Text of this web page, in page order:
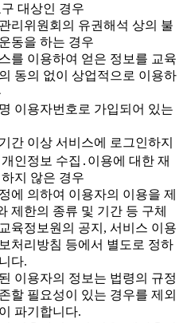
대상인 경우
리위원회의 유권해석 상의 불
동을 하는 경우
를 이용하여 얻은 정보를 교육
동의 없이 상업적으로 이용하
이용자번호로 가입되어 있는
간 이상 서비스에 로그인하지
인정보 수집․이용에 대한 재
지 않은 경우
에 의하여 이용자의 이용을 제
제한의 종류 및 기간 등 구체
육정보원의 공지, 서비스 이용
처리방침 등에서 별도로 정하
다.
이용자의 정보는 법령의 규정
할 필요성이 있는 경우를 제외
파기합니다.